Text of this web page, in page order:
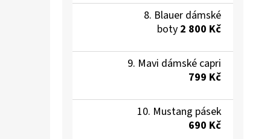
Blauer dámské
boty 2 800 Kč
Mavi dámské capri
799 Kč
Mustang pásek
690 Kč